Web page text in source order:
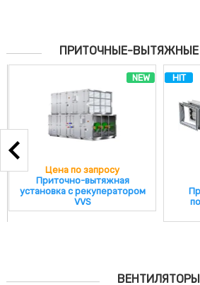
ПРИТОЧНЫЕ-ВЫТЯЖНЫЕ
NEW
Цена по запросу
Приточно-вытяжная
установка с рекуператором
VVS
HIT
ВЕНТИЛЯТОРЫ